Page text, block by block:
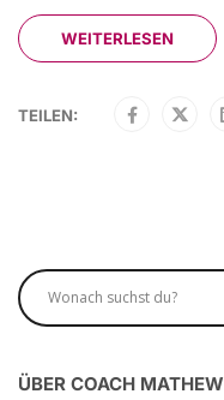
WEITERLESEN
TEILEN:
ÜBER COACH MATHEW